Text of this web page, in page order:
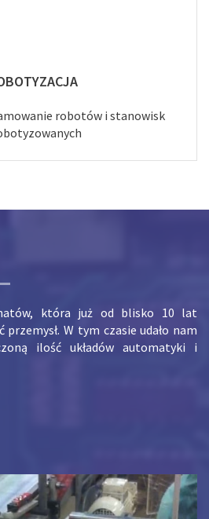
robotów i stanowisk
która już od blisko 10 lat
W tym czasie udało nam
ilość układów automatyki i